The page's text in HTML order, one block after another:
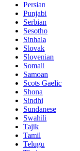
Persian
Punjabi
Serbian
Sesotho
Sinhala
Slovak
Slovenian
Somali
Samoan
Scots Gaelic
Shona
Sindhi
Sundanese
Swahili
Tajik
Tamil
Telugu